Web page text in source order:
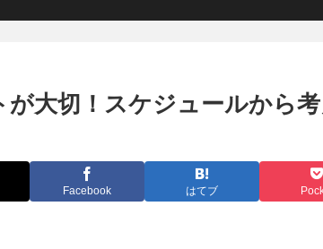
が大切！スケジュールから
Facebook はてブ